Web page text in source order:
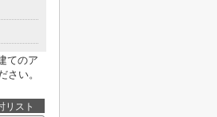
てのア
さい。
リスト